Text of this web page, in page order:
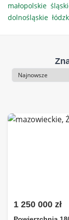
małopolskie
dolnośląskie
Sortowanie
1 250 000 zł